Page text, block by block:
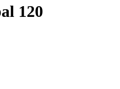
120